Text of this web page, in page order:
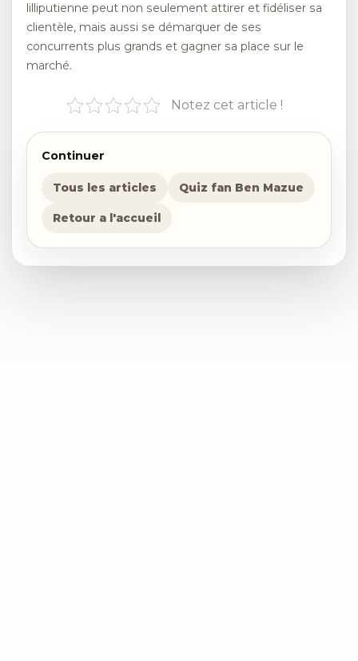
lilliputienne peut non seulement attirer et fidéliser sa
clientèle, mais aussi se démarquer de ses
concurrents plus grands et gagner sa place sur le
marché.
Notez cet article !
Continuer
Tous les articles Quiz fan Ben Mazue
Retour a l'accueil